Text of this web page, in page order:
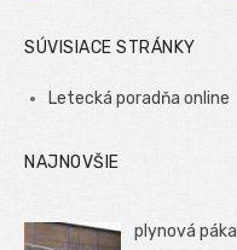
SÚVISIACE STRÁNKY
Letecká poradňa online
NAJNOVŠIE
plynová páka